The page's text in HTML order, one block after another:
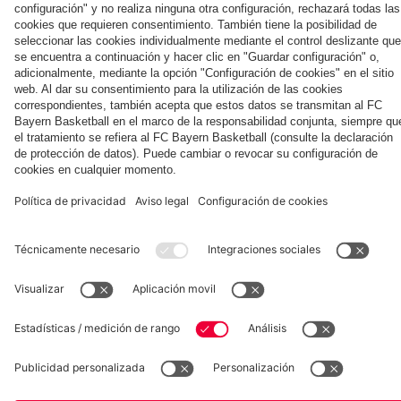
ante el
Aston
Villa
Kong
Jeju
contra
el Jeju
SK
el hotel
del
equipo
en Jeju
Allianz Arena Prensa
Aviso legal
Política de privacidad Condiciones de uso
Accesibilidad
Sistema de denuncia
Contacto Ajustes de cookies